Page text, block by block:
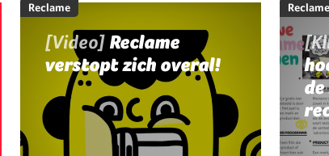
Reclame
[Video] Reclame
verstopt zich overal!
Reclame